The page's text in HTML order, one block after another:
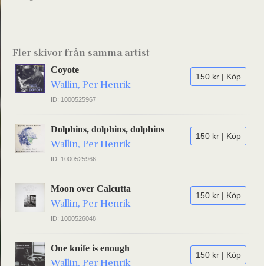
Fler skivor från samma artist
150 kr | Köp
Coyote
Wallin, Per Henrik
ID: 1000525967
150 kr | Köp
Dolphins, dolphins, dolphins
Wallin, Per Henrik
ID: 1000525966
150 kr | Köp
Moon over Calcutta
Wallin, Per Henrik
ID: 1000526048
150 kr | Köp
One knife is enough
Wallin, Per Henrik